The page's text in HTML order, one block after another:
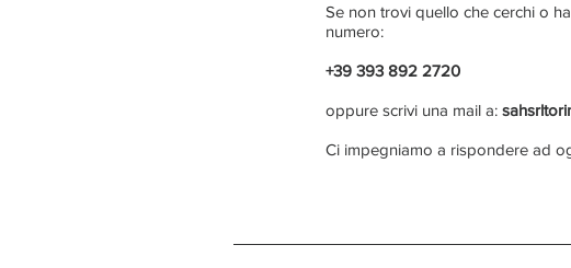
Se non trovi quello che cerchi o
numero:
+39 393 892 2720
oppure scrivi una mail a:
Ci impegniamo a rispondere ad